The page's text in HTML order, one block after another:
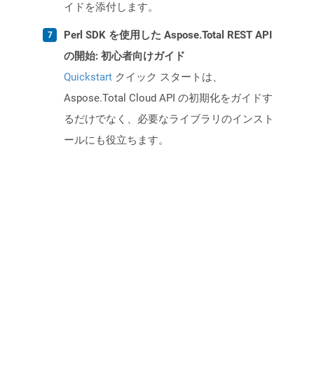
イドを添付します。
Perl SDK を使用した Aspose.Total REST API
の開始: 初心者向けガイド
Quickstart クイック スタートは、
Aspose.Total Cloud API の初期化をガイドす
るだけでなく、必要なライブラリのインスト
ールにも役立ちます。